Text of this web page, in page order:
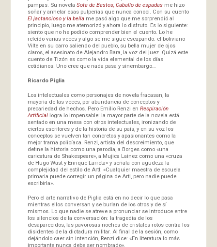
pampas. Su novela Sota de Bastos, Caballo de espadasme hizo
soñar y anhelar esas pulperías que nunca conocí. Con su cuento
El jactancioso y la bellame pasó algo que me sorprendió al
principio, luego me atemorizó y ahora lo disfruto. Es lo siguiente:
siento que no he podido comprender bien el cuento. Lo he
releído varias veces y algo se me sigue escapando: el boliviano
Vilte en su carro saliendo del pueblo, su bella mujer de ojos
claros, el asesinato de Alejandro Bara, la voz del juez. Quizá este
cuento de Tizón es como la vida elemental de los días
cotidianos. Uno cree que nada pasa y sinembargo…
Ricardo Piglia
Los intelectuales como personajes de novela fracasan, la
mayoría de las veces, por abundancia de conceptos y
precariedad de hechos. Pero Emilio Renzi en Respiración
Artificiallogra lo impensable: la mayor parte de la novela está
sentado en una mesa con otros intelectuales, ironizando de
ciertos escritores y de la historia de su país, y en su voz los
conceptos se vuelven tan concretos y apasionantes como la
mejor trama policíaca. Renzi, artista del descreimiento, que
define la historia como una parodia, a Borges como «una
caricatura de Shakespeare», a Mujica Lainez como una «cruza
de Hugo Wast y Enrique Larreta» y señala con agudeza la
complejidad del estilo de Artl: «Cualquier maestra de escuela
primaria puede corregir un página de Artl, pero nadie puede
escribirla».
Pero el arte narrativo de Piglia está en no decir lo que pasa
mientras ellos conversan y se burlan de los otros y de sí
mismos. Lo que nadie se atreve a pronunciar se introduce entre
los silencios de la conversación: la tragedia de los
desaparecidos, las pavorosas noches de cristales rotos contra los
disidentes de la dictadura militar. Al final de la sesión, como
dejándolo caer sin intención, Renzi dice: «En literatura lo más
importante nunca debe ser nombrado».